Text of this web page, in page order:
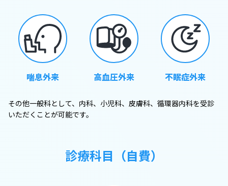
喘息外来 高血圧外来 不眠症外来
その他一般科として、内科、小児科、皮膚科、循環器内科を受診
いただくことが可能です。
診療科目（自費）